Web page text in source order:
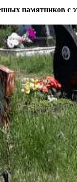
памятников с